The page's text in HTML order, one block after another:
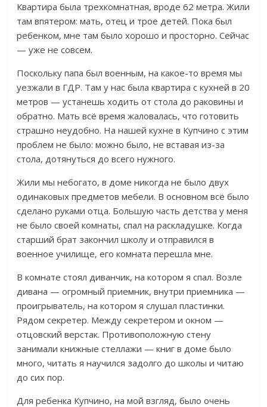
Квартира была трехкомнатная, вроде 62 метра. Жили
там впятером: мать, отец и трое детей. Пока был
ребенком, мне там было хорошо и просторно. Сейчас
— уже не совсем.
Поскольку папа был военным, на какое-то время мы
уезжали в ГДР. Там у нас была квартира с кухней в 20
метров — устанешь ходить от стола до раковины и
обратно. Мать всё время жаловалась, что готовить
страшно неудобно. На нашей кухне в Купчино с этим
проблем не было: можно было, не вставая из-за
стола, дотянуться до всего нужного.
Жили мы небогато, в доме никогда не было двух
одинаковых предметов мебели. В основном всё было
сделано руками отца. Большую часть детства у меня
не было своей комнаты, спал на раскладушке. Когда
старший брат закончил школу и отправился в
военное училище, его комната перешла мне.
В комнате стоял диванчик, на котором я спал. Возле
дивана — огромный приемник, внутри приемника —
проигрыватель, на котором я слушал пластинки.
Рядом секретер. Между секретером и окном —
отцовский верстак. Противоположную стену
занимали книжные стеллажи — книг в доме было
много, читать я научился задолго до школы и читаю
до сих пор.
Для ребенка Купчино, на мой взгляд, было очень